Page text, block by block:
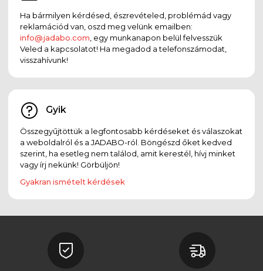
Ha bármilyen kérdésed, észrevételed, problémád vagy
reklamációd van, oszd meg velünk emailben:
info@jadabo.com , egy munkanapon belül felvesszük
Veled a kapcsolatot! Ha megadod a telefonszámodat,
visszahívunk!
Gyik
Összegyűjtöttük a legfontosabb kérdéseket és válaszokat
a weboldalról és a JADABO-ról. Böngészd őket kedved
szerint, ha esetleg nem találod, amit kerestél, hívj minket
vagy írj nekünk! Görbüljön!
Gyakran ismételt kérdések